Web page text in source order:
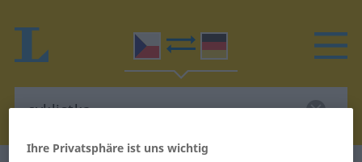
Ihre Privatsphäre ist uns wichtig